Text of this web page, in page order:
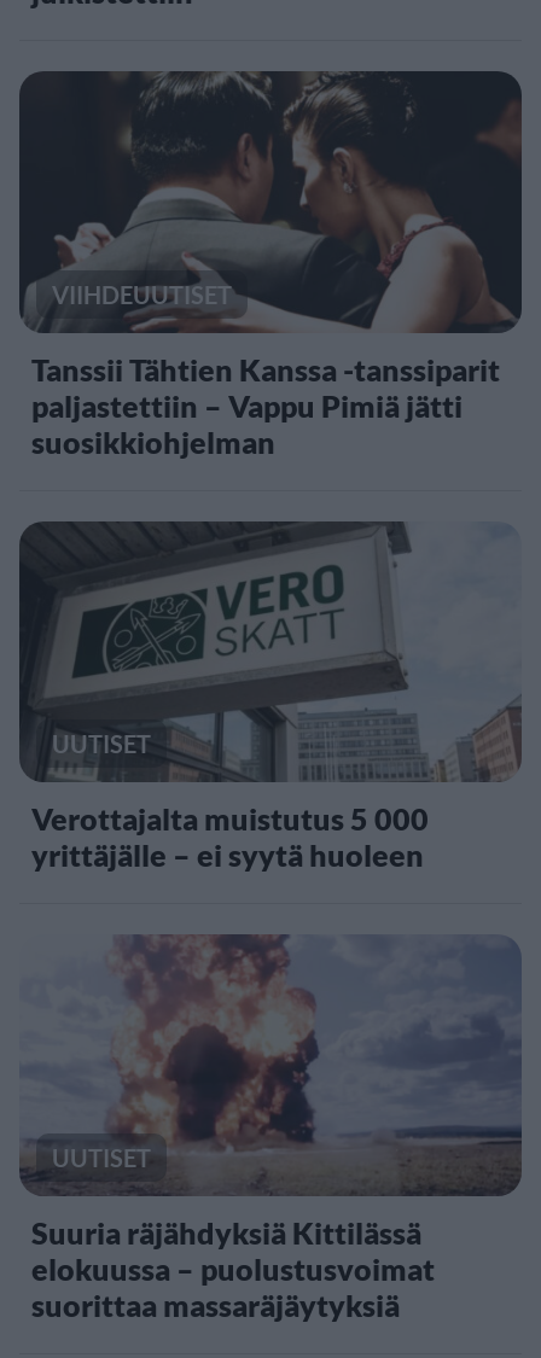
VIIHDEUUTISET
Tanssii Tähtien Kanssa -tanssiparit
paljastettiin – Vappu Pimiä jätti
suosikkiohjelman
UUTISET
Verottajalta muistutus 5 000
yrittäjälle – ei syytä huoleen
UUTISET
Suuria räjähdyksiä Kittilässä
elokuussa – puolustusvoimat
suorittaa massaräjäytyksiä